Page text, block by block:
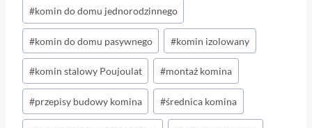
#komin do domu jednorodzinnego
#komin do domu pasywnego #komin izolowany
#komin stalowy Poujoulat #montaż komina
#przepisy budowy komina #średnica komina